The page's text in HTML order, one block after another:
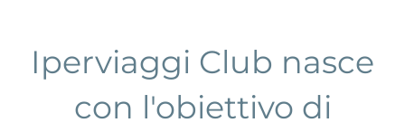
Iperviaggi Club nasce
con l'obiettivo di